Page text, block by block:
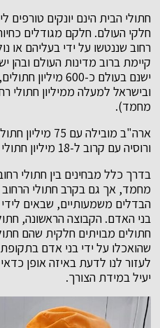
חתולי הבית הינם יונקים טורפים
חלקי העולם. חלקם מגודלים
רחוב שננטשו על ידי בעליהם או
קיימת ברוב מדינות העולם ובהן
ישנם בעולם כ-600
ובישראל למעלה ממיליון חתולי
מחמד).
ורוסיה עם קרוב ל-18 מיליון חתולי רחוב.
בדרך כלל מבחינים בין חתולי
מחמד, אך גם בקרב חתולי
הבדלים משמעותיים, שבאים לידי
בני האדם. הקבוצה הראשונה,
חתולים מבויתים חלקית שהם
שהואכלו על ידי בני אדם
לעזור לנו לדעת באיזה אופן
יעיל במידת הצורך.